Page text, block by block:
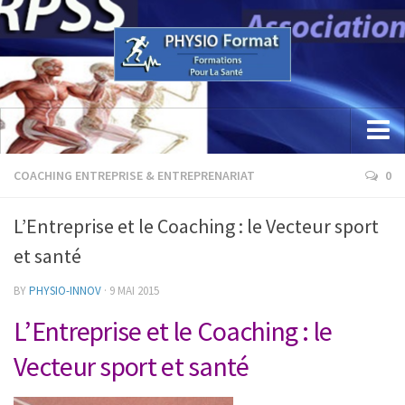
Accueil
Etude / Formation / Recherche
La Recherche
Sciences Physio Sport Santé
Appareillage & PhysioKine Sport Santé
COACHING ENTREPRISE & ENTREPRENARIAT 0
L’Entreprise et le Coaching : le Vecteur sport
et santé
BYPHYSIO-INNOV · 9 MAI 2015
L’Entreprise et le Coaching : le
Vecteur sport et santé